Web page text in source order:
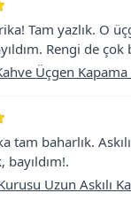
Tam yazlık. O
Rengi de çok
Üçgen
tam baharlık.
bayıldım!.
Uzun Askılı